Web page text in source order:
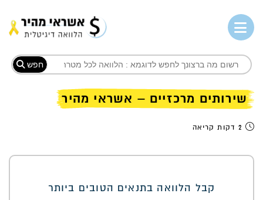
חפש
שירותים מרכזיים – אשראי מהיר
קבל הלוואה בתנאים הטובים ביותר